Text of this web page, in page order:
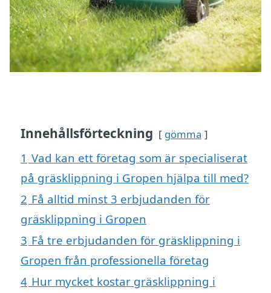
Innehållsförteckning gömma
1 Vad kan ett företag som är specialiserat
på gräsklippning i Gropen hjälpa till med?
2 Få alltid minst 3 erbjudanden för
gräsklippning i Gropen
3 Få tre erbjudanden för gräsklippning i
Gropen från professionella företag
4 Hur mycket kostar gräsklippning i